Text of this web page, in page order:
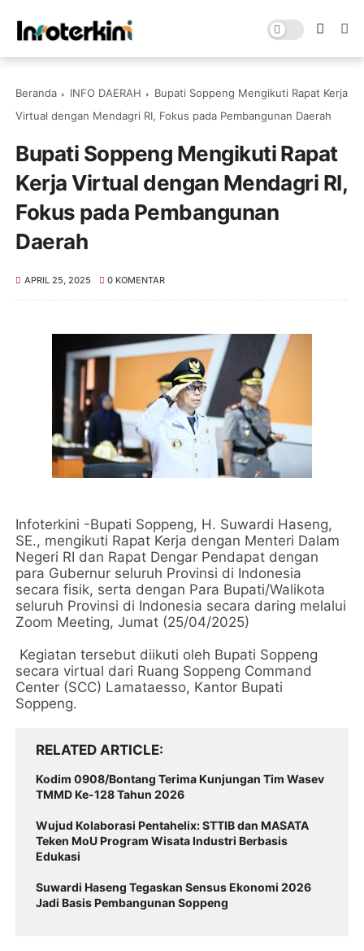
Beranda INFO DAERAH
Bupati Soppeng Mengikuti Rapat Kerja
Virtual dengan Mendagri RI, Fokus pada Pembangunan Daerah
Bupati Soppeng Mengikuti Rapat
Kerja Virtual dengan Mendagri RI,
Fokus pada Pembangunan
Daerah
APRIL 25, 2025 0 KOMENTAR
Infoterkini -Bupati Soppeng, H. Suwardi Haseng,
SE., mengikuti Rapat Kerja dengan Menteri Dalam
Negeri RI dan Rapat Dengar Pendapat dengan
para Gubernur seluruh Provinsi di Indonesia
secara fisik, serta dengan Para Bupati/Walikota
seluruh Provinsi di Indonesia secara daring melalui
Zoom Meeting, Jumat (25/04/2025)
Kegiatan tersebut diikuti oleh Bupati Soppeng
secara virtual dari Ruang Soppeng Command
Center (SCC) Lamataesso, Kantor Bupati
Soppeng.
RELATED ARTICLE
Kodim 0908/Bontang Terima Kunjungan Tim Wasev
TMMD Ke-128 Tahun 2026
Wujud Kolaborasi Pentahelix: STTIB dan MASATA
Teken MoU Program Wisata Industri Berbasis
Edukasi
Suwardi Haseng Tegaskan Sensus Ekonomi 2026
Jadi Basis Pembangunan Soppeng